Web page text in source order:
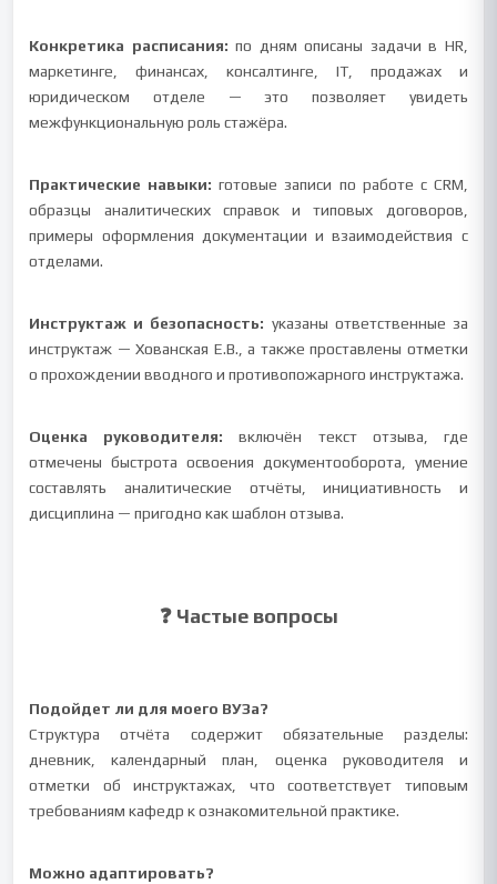
Конкретика расписания: по дням описаны задачи в HR,
маркетинге, финансах, консалтинге, IT, продажах и
юридическом отделе — это позволяет увидеть
межфункциональную роль стажёра.
Практические навыки: готовые записи по работе с CRM,
образцы аналитических справок и типовых договоров,
примеры оформления документации и взаимодействия с
отделами.
Инструктаж и безопасность: указаны ответственные за
инструктаж — Хованская Е.В., а также проставлены отметки
о прохождении вводного и противопожарного инструктажа.
Оценка руководителя: включён текст отзыва, где
отмечены быстрота освоения документооборота, умение
составлять аналитические отчёты, инициативность и
дисциплина — пригодно как шаблон отзыва.
❓ Частые вопросы
Подойдет ли для моего ВУЗа?
Структура отчёта содержит обязательные разделы:
дневник, календарный план, оценка руководителя и
отметки об инструктажах, что соответствует типовым
требованиям кафедр к ознакомительной практике.
Можно адаптировать?